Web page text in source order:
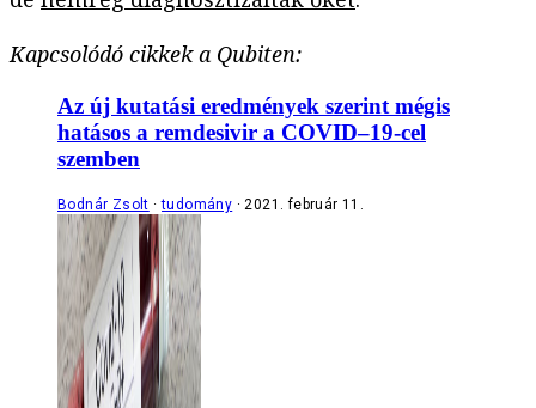
Kapcsolódó cikkek a Qubiten:
Az új kutatási eredmények szerint mégis
hatásos a remdesivir a COVID–19-cel
szemben
Bodnár Zsolt tudomány 2021. február 11.